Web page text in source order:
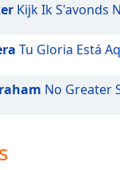
Kijk Ik S'avonds
Tu Gloria Está
No Greater